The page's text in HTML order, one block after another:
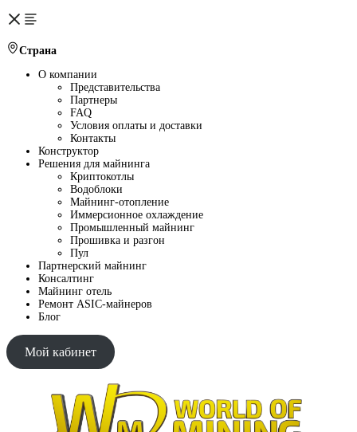
Страна
О компании
Представительства
Партнеры
FAQ
Условия оплаты и доставки
Контакты
Конструктор
Решения для майнинга
Криптокотлы
Водоблоки
Майнинг-отопление
Иммерсионное охлаждение
Промышленный майнинг
Прошивка и разгон
Пул
Партнерский майнинг
Консалтинг
Майнинг отель
Ремонт ASIC-майнеров
Блог
Мой кабинет